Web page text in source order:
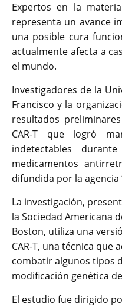
Expertos en la
representa un avance
una posible cura
actualmente afecta a
el mundo.
Investigadores de la
Francisco y la
resultados
CAR-T que logró
indetectables
medicamentos
difundida por la agencia
La investigación,
la Sociedad Americana
Boston, utiliza una
CAR-T, una técnica que
combatir algunos tipos
modificación genética
El estudio fue dirigido